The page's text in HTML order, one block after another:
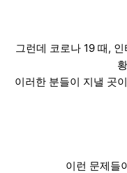
그런데 코로나 19 때,
이러한 분들이 지낼 곳
이런 문제들